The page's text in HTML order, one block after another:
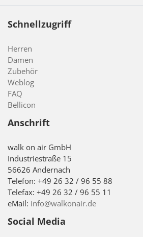
Schnellzugriff
Herren
Damen
Zubehör
Weblog
FAQ
Bellicon
Anschrift
walk on air GmbH
Industriestraße 15
56626 Andernach
Telefon: +49 26 32 / 96 55 88
Telefax: +49 26 32 / 96 55 11
eMail: info@walkonair.de
Social Media